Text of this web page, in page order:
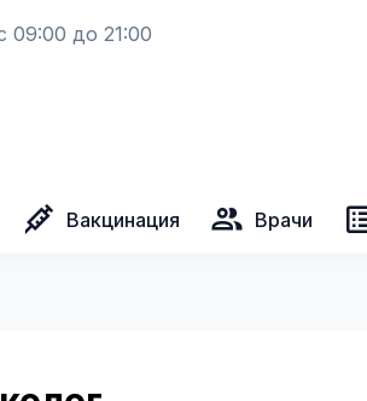
09:00 до 21:00
Вакцинация Врачи